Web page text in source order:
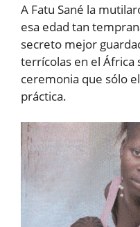
A Fatu Sané la
esa edad tan
secreto mejor
terrícolas en el África
ceremonia que sólo
práctica.